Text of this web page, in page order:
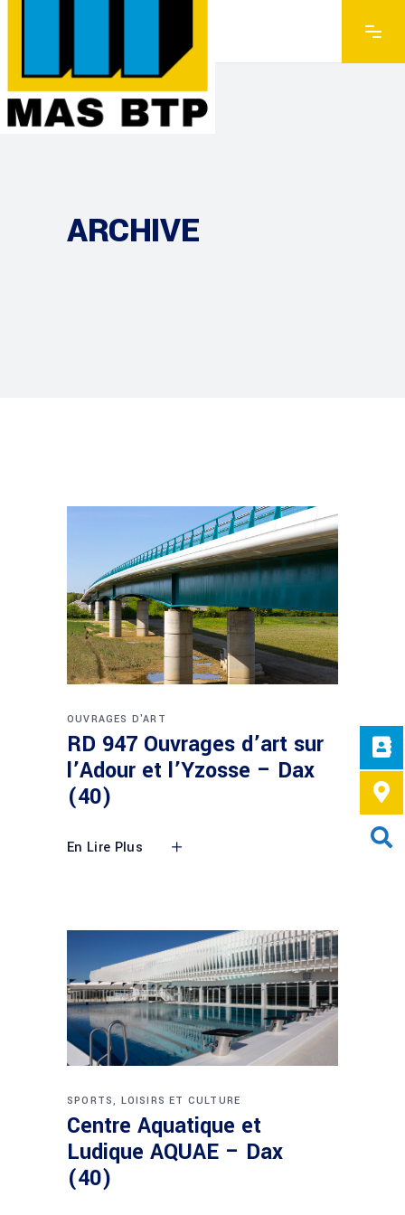
ARCHIVE
OUVRAGES D'ART
RD 947 Ouvrages d’art sur
l’Adour et l’Yzosse – Dax
(40)
En Lire Plus
SPORTS, LOISIRS ET CULTURE
Centre Aquatique et
Ludique AQUAE – Dax
(40)